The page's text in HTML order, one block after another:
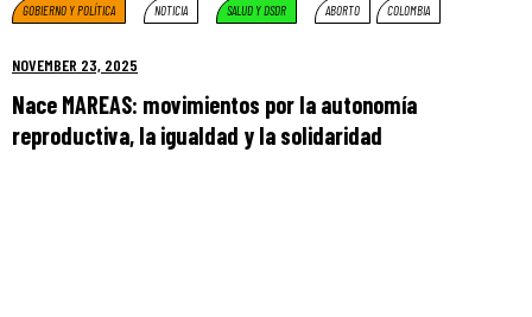
GOBIERNO Y POLÍTICA NOTICIA SALUD Y DSDR ABORTO COLOMBIA
NOVEMBER 23, 2025
Nace MAREAS: movimientos por la autonomía
reproductiva, la igualdad y la solidaridad